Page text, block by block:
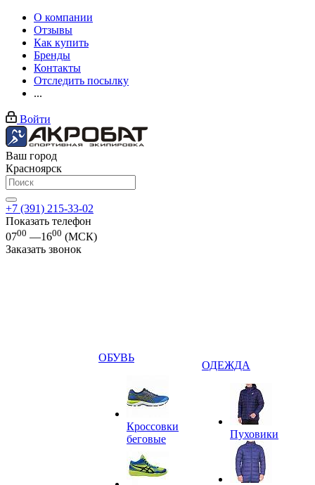
О компании
Отзывы
Как купить
Бренды
Контакты
Отследить посылку
...
Войти
Ваш город
Красноярск
+7 (391) 215-33-02
Показать телефон
0700 —1600 (МСК)
Заказать звонок
ОБУВЬ
Кроссовки
беговые
ОДЕЖДА
Пуховики